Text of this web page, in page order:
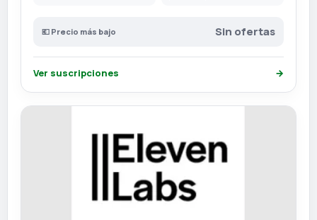
💶 Precio más bajo Sin ofertas
Ver suscripciones →